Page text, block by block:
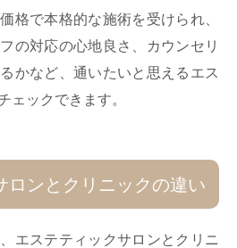
格で本格的な施術を受けられ、
の対応の心地良さ、カウンセリ
かなど、通いたいと思えるエス
ェックできます。
ロンとクリニックの違い
エステティックサロンとクリニ